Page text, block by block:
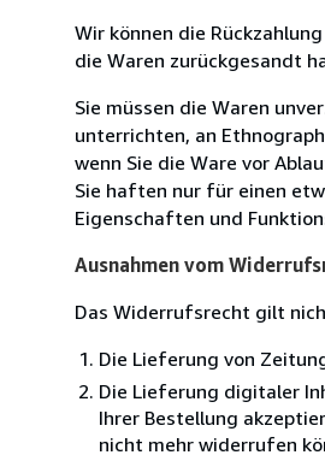
Wir können die
die Waren zurückgesandt
Sie müssen die Waren
unterrichten, an
wenn Sie die Ware vor
Sie haften nur für einen
Eigenschaften und
Ausnahmen vom
Das Widerrufsrecht gilt
Die Lieferung von
Die Lieferung digitaler
Ihrer Bestellung
nicht mehr widerrufen